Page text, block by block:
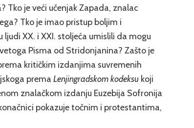
Tko je veći učenjak Zapada, znalac
Tko je imao pristup boljim i
XX. i XXI. stoljeća umislili da mogu
Pisma od Stridonjanina? Zašto je
kritičkim izdanjima suvremenih
prema Lenjingradskom kodeksu koji
znalačkom izdanju Euzebija Sofronija
pokazuje točnim i protestantima,